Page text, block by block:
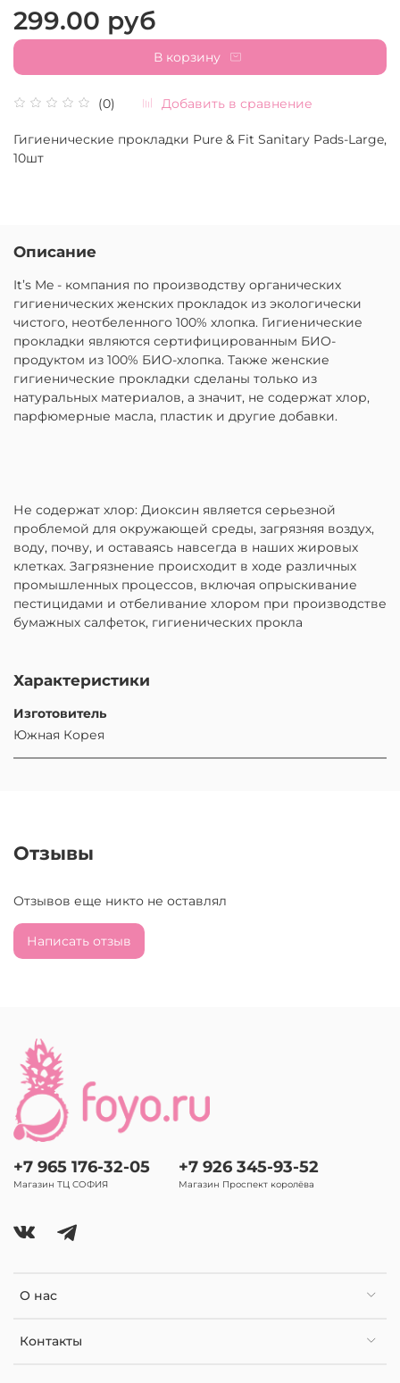
(0) Добавить в сравнение
299.00 руб
В корзину
Гигиенические прокладки Pure & Fit Sanitary Pads-Large,
10шт
Описание
It’s Me - компания по производству органических
гигиенических женских прокладок из экологически
чистого, неотбеленного 100% хлопка. Гигиенические
прокладки являются сертифицированным БИО-
продуктом из 100% БИО-хлопка. Также женские
гигиенические прокладки сделаны только из
натуральных материалов, а значит, не содержат хлор,
парфюмерные масла, пластик и другие добавки.
Не содержат хлор: Диоксин является серьезной
проблемой для окружающей среды, загрязняя воздух,
воду, почву, и оставаясь навсегда в наших жировых
клетках. Загрязнение происходит в ходе различных
промышленных процессов, включая опрыскивание
пестицидами и отбеливание хлором при производстве
бумажных салфеток, гигиенических прокла
Характеристики
Изготовитель
Южная Корея
Отзывы
Отзывов еще никто не оставлял
Написать отзыв
О нас
Контакты
+7 965 176-32-05
Магазин ТЦ СОФИЯ
+7 926 345-93-52
Магазин Проспект королёва